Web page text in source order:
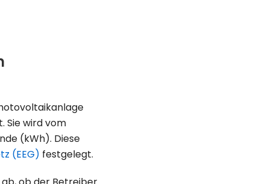
Sie wird vom
(kWh). Diese
(EEG) festgelegt.